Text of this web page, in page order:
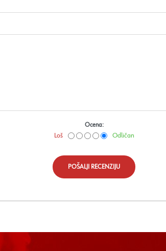
Ocena:
Loš Odličan
POŠALJI RECENZIJU